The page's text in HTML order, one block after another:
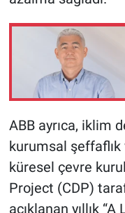
ABB ayrıca, iklim
kurumsal
küresel çevre
Project (CDP)
açıklanan yıllık